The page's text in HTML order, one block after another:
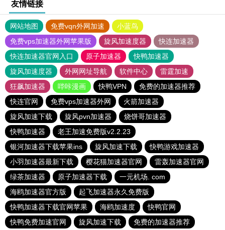
友情链接
网站地图 免费vqn外网加速
小蓝鸟
免费vps加速器外网苹果版
旋风加速度器
快连加速器
快连加速器官网入口
原子加速器
快鸭加速器
旋风加速度器
外网网址导航 软件中心
雷霆加速
狂飙加速器
哔咔漫画 快鸭VPN
免费的加速器推荐
快连官网
免费vps加速器外网
火箭加速器
旋风加速下载
旋风pvn加速器
烧饼哥加速器
快鸭加速器
老王加速免费版v2.2.23
银河加速器下载苹果ins
旋风加速下载
快鸭游戏加速器
小羽加速器最新下载
樱花猫加速器官网
雷轰加速器官网
绿茶加速器
原子加速器下载
一元机场. com
海鸥加速器官方版
起飞加速器永久免费版
快鸭加速器下载官网苹果
海鸥加速度
快鸭官网
快鸭免费加速官网
旋风加速下载 免费的加速器推荐